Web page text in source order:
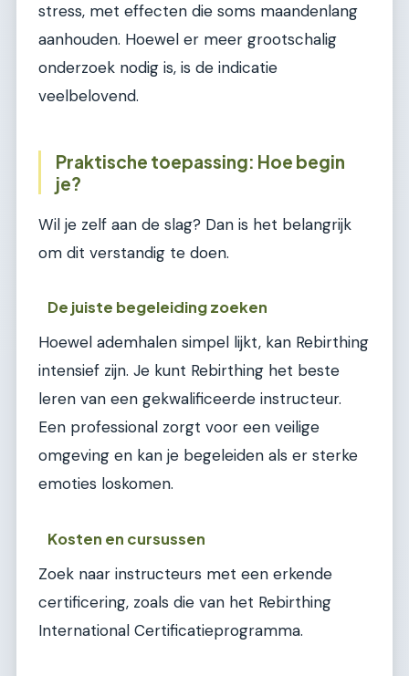
stress, met effecten die soms maandenlang
aanhouden. Hoewel er meer grootschalig
onderzoek nodig is, is de indicatie
veelbelovend.
Praktische toepassing: Hoe begin
je?
Wil je zelf aan de slag? Dan is het belangrijk
om dit verstandig te doen.
De juiste begeleiding zoeken
Hoewel ademhalen simpel lijkt, kan Rebirthing
intensief zijn. Je kunt Rebirthing het beste
leren van een gekwalificeerde instructeur.
Een professional zorgt voor een veilige
omgeving en kan je begeleiden als er sterke
emoties loskomen.
Kosten en cursussen
Zoek naar instructeurs met een erkende
certificering, zoals die van het Rebirthing
International Certificatieprogramma.